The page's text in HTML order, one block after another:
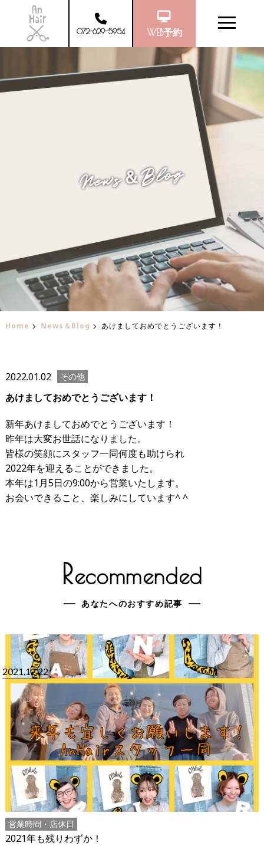
072-629-5954 WEB予約
News＆Blog
Home News＆Blog あけましておめでとうございます！
2022.01.02 その他
あけましておめでとうございます！
新年あけましておめでとうございます！
昨年は大変お世話になりました。
皆様の笑顔にスタッフ一同何度も助けられ
2022年を迎えることができました。
本年は1月5日の9:00から営業いたします。
お会いできること、楽しみにしています^ ^
Recommended
あなたへのおすすめ記事
2021.12.22
営業時間・店休日
2021年も残りわずか！